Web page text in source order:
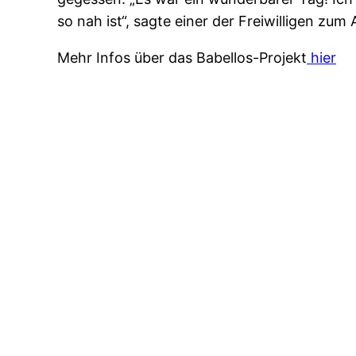
so nah ist“, sagte einer der Freiwilligen zum
Mehr Infos über das Babellos-Projekt hier